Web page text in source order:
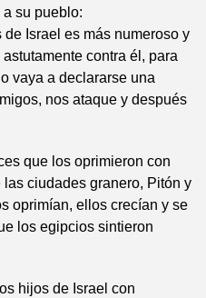
su pueblo:
Israel es más numeroso y
contra él, para
vaya a declararse una
nos ataque y después
que los oprimieron con
ciudades granero, Pitón y
oprimían, ellos crecían y se
los egipcios sintieron
hijos de Israel con